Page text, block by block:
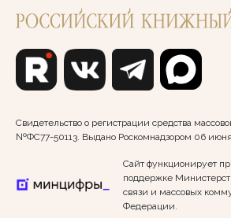
Свидетельство о регистрации средства
№ФС77-50113. Выдано Роскомнадзором 06 июня
Сайт функционирует
поддержке
связи и массовых
Федерации.